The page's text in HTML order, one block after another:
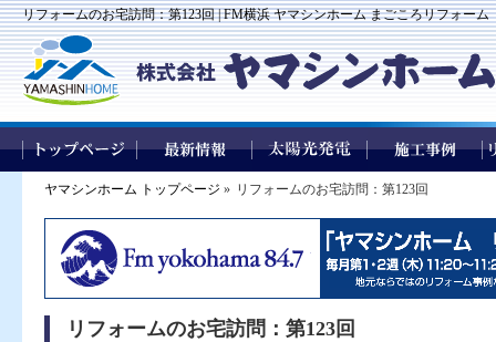
リフォームのお宅訪問：第123回 | FM横浜 ヤマシンホーム まごころリフォーム
ヤマシンホーム トップページ » リフォームのお宅訪問：第123回
リフォームのお宅訪問：第123回